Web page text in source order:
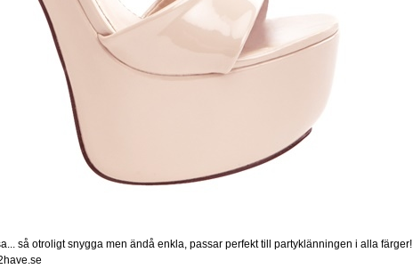
så otroligt snygga men ändå enkla, passar perfekt till partyklänningen i alla färger!